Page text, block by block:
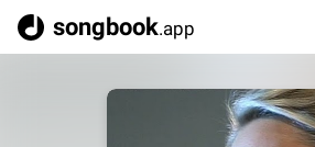
songbook.app